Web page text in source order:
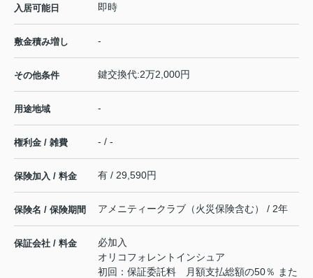
入居可能日 即時
敷金積み増し -
その他条件 鍵交換代:2万2,000円
用途地域 -
権利金 / 雑費 - / -
保険加入 / 料金 有 / 29,590円
保険名 / 保険期間 アメニティークラブ（火災保険含む） / 2年
保証会社 / 料金
必加入
オリコフォレントインシュア
初回：保証委託料 月額支払総額の50％ また